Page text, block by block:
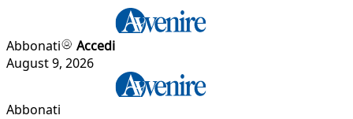
Abbonati
Accedi
August 9, 2026
Abbonati